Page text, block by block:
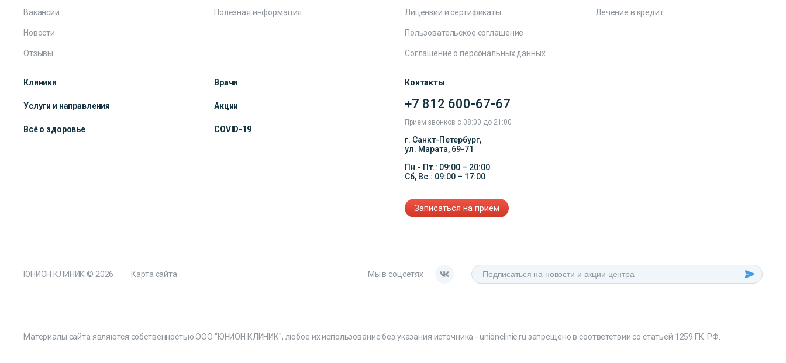
Вакансии
Новости
Отзывы
Полезная информация Лицензии и сертификаты
Пользовательское соглашение
Соглашение о персональных данных
Лечение в кредит
Клиники Врачи
Услуги и направления Акции
Всё о здоровье COVID-19
Контакты
+7 812 600-67-67
Прием звонков с 08:00 до 21:00
г. Санкт-Петербург,
ул. Марата, 69-71
Пн.- Пт.: 09:00 – 20:00
Сб, Вс.: 09:00 – 17:00
Записаться на прием
ЮНИОН КЛИНИК © 2026 Карта сайта Мы в соцсетях
Материалы сайта являются собственностью ООО "ЮНИОН КЛИНИК", любое их использование без указания источника - unionclinic.ru запрещено в соответствии со статьей 1259 ГК. РФ.